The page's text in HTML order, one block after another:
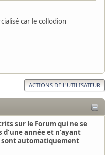
sur le Forum qui ne se
d'une année et n'ayant
sont automatiquement
car le collodion
ACTIONS DE L'UTILISATEUR